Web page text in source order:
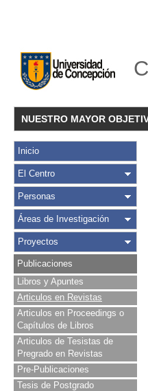
NUESTRO MAYOR
Inicio
El Centro
Personas
Áreas de Investigación
Proyectos
Publicaciones
Libros y Apuntes
Articulos en Revistas
Articulos en Proceedings o
Capítulos de Libros
Articulos de Tesistas de
Pregrado en Revistas
Pre-Publicaciones
Tesis de Postgrado